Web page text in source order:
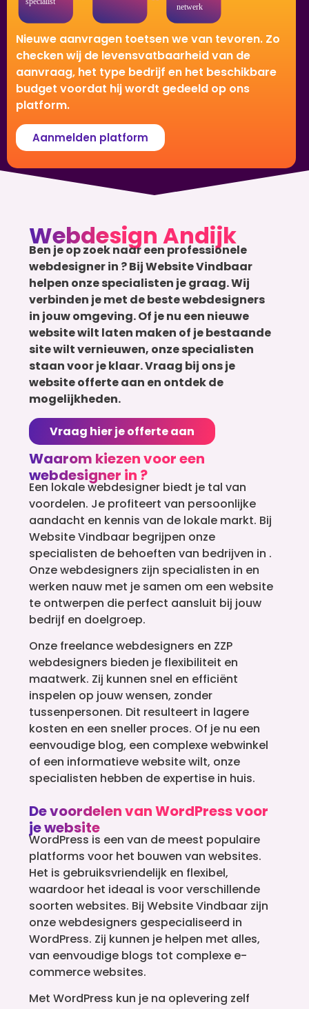
Nieuwe aanvragen toetsen we van tevoren. Zo
checken wij de levensvatbaarheid van de
aanvraag, het type bedrijf en het beschikbare
budget voordat hij wordt gedeeld op ons
platform.
Aanmelden platform
Webdesign Andijk
Ben je op zoek naar een professionele
webdesigner in ? Bij Website Vindbaar
helpen onze specialisten je graag. Wij
verbinden je met de beste webdesigners
in jouw omgeving. Of je nu een nieuwe
website wilt laten maken of je bestaande
site wilt vernieuwen, onze specialisten
staan voor je klaar. Vraag bij ons je
website offerte aan en ontdek de
mogelijkheden.
Vraag hier je offerte aan
Waarom kiezen voor een
webdesigner in ?
Een lokale webdesigner biedt je tal van
voordelen. Je profiteert van persoonlijke
aandacht en kennis van de lokale markt. Bij
Website Vindbaar begrijpen onze
specialisten de behoeften van bedrijven in .
Onze webdesigners zijn specialisten in en
werken nauw met je samen om een website
te ontwerpen die perfect aansluit bij jouw
bedrijf en doelgroep.
Onze freelance webdesigners en ZZP
webdesigners bieden je flexibiliteit en
maatwerk. Zij kunnen snel en efficiënt
inspelen op jouw wensen, zonder
tussenpersonen. Dit resulteert in lagere
kosten en een sneller proces. Of je nu een
eenvoudige blog, een complexe webwinkel
of een informatieve website wilt, onze
specialisten hebben de expertise in huis.
De voordelen van WordPress voor
je website
WordPress is een van de meest populaire
platforms voor het bouwen van websites.
Het is gebruiksvriendelijk en flexibel,
waardoor het ideaal is voor verschillende
soorten websites. Bij Website Vindbaar zijn
onze webdesigners gespecialiseerd in
WordPress. Zij kunnen je helpen met alles,
van eenvoudige blogs tot complexe e-
commerce websites.
Met WordPress kun je na oplevering zelf